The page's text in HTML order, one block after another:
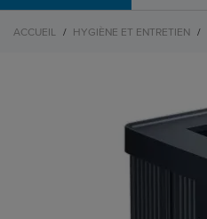
ACCUEIL / HYGIÈNE ET ENTRETIEN /